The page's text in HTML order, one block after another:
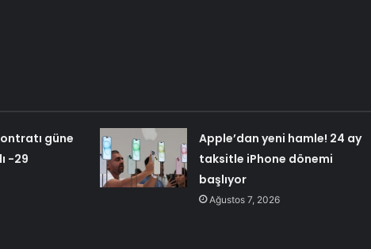
güne
-29
Apple’dan yeni hamle! 24 ay
taksitle iPhone dönemi
başlıyor
Ağustos 7, 2026